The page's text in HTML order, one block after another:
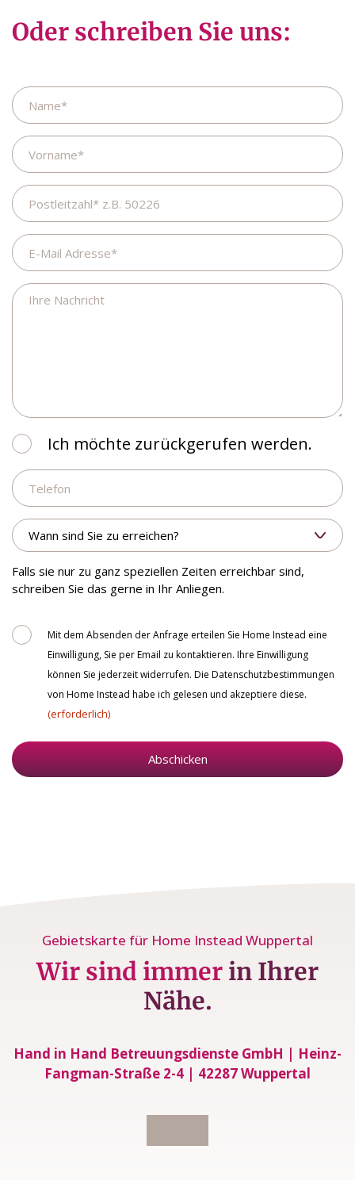
Oder schreiben Sie uns:
Name
Vorname
Postleitzahl
E-
Mail
Adresse
Ihre
Nachricht
Ich
möchte
zurückgerufen
werden.
Ich möchte zurückgerufen werden.
Telefon
Wann
sind
Sie
erreichen?
Falls sie nur zu ganz speziellen Zeiten erreichbar sind,
schreiben Sie das gerne in Ihr Anliegen.
ConsentMit dem Absenden der Anfrage erteilen Sie Home Instead eine
Einwilligung, Sie per Email zu kontaktieren. Ihre Einwilligung
können Sie jederzeit widerrufen. Die Datenschutzbestimmungen
von Home Instead habe ich gelesen und akzeptiere diese.
(erforderlich)
Abschicken
Gebietskarte für Home Instead Wuppertal
Wir sind immer in Ihrer
Nähe.
Hand in Hand Betreuungsdienste GmbH | Heinz-
Fangman-Straße 2-4 | 42287 Wuppertal